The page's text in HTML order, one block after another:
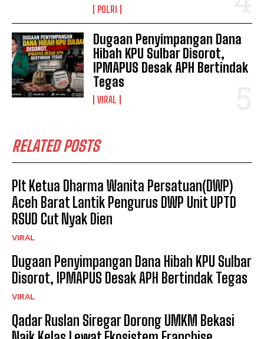
POLRI
Dugaan Penyimpangan Dana
Hibah KPU Sulbar Disorot,
IPMAPUS Desak APH Bertindak
Tegas
VIRAL
RELATED POSTS
Plt Ketua Dharma Wanita Persatuan(DWP)
Aceh Barat Lantik Pengurus DWP Unit UPTD
RSUD Cut Nyak Dien
VIRAL
Dugaan Penyimpangan Dana Hibah KPU Sulbar
Disorot, IPMAPUS Desak APH Bertindak Tegas
VIRAL
Qadar Ruslan Siregar Dorong UMKM Bekasi